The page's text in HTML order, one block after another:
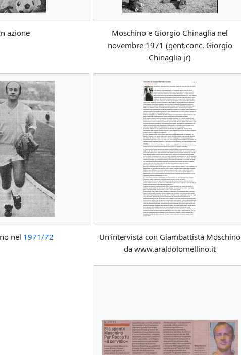
azione
Moschino e Giorgio Chinaglia nel
novembre 1971 (gent.conc. Giorgio
Chinaglia jr)
nel 1971/72
Un'intervista con Giambattista Moschino
da www.araldolomellino.it